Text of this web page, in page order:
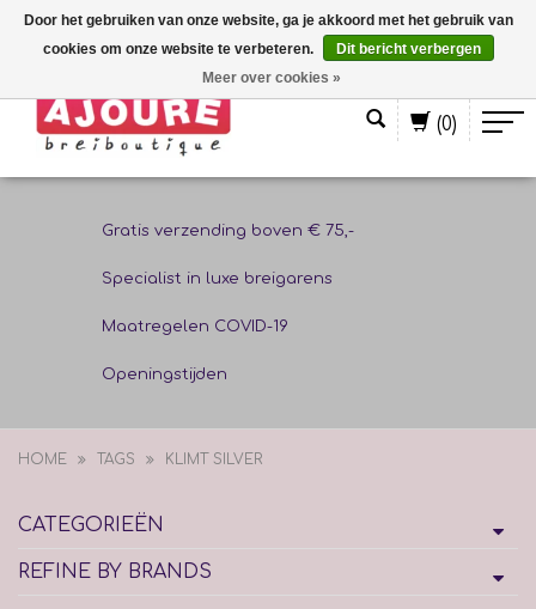
(0)
Gratis verzending boven € 75,-
Specialist in luxe breigarens
Maatregelen COVID-19
Openingstijden
HOME TAGS KLIMT SILVER
CATEGORIEËN
REFINE BY BRANDS
Door het gebruiken van onze website, ga je akkoord met het gebruik van
cookies om onze website te verbeteren.
Dit bericht verbergen
Meer over cookies »